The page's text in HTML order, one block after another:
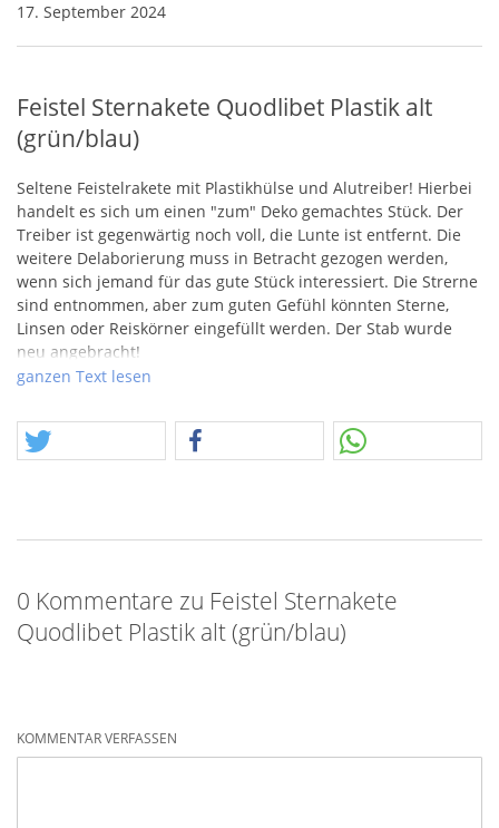
17. September 2024
Feistel Sternakete Quodlibet Plastik alt
(grün/blau)
Seltene Feistelrakete mit Plastikhülse und Alutreiber! Hierbei
handelt es sich um einen "zum" Deko gemachtes Stück. Der
Treiber ist gegenwärtig noch voll, die Lunte ist entfernt. Die
weitere Delaborierung muss in Betracht gezogen werden,
wenn sich jemand für das gute Stück interessiert. Die Strerne
sind entnommen, aber zum guten Gefühl könnten Sterne,
Linsen oder Reiskörner eingefüllt werden. Der Stab wurde
neu angebracht!
Achtung! Es ist ein Einzelstück, das Angebot fällt in die Rubrik
ganzen Text lesen
0 Kommentare zu Feistel Sternakete
Quodlibet Plastik alt (grün/blau)
KOMMENTAR VERFASSEN